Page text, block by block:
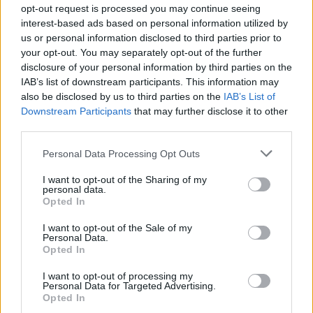
opt-out request is processed you may continue seeing
interest-based ads based on personal information utilized by
us or personal information disclosed to third parties prior to
your opt-out. You may separately opt-out of the further
disclosure of your personal information by third parties on the
IAB’s list of downstream participants. This information may
also be disclosed by us to third parties on the IAB’s List of
Downstream Participants that may further disclose it to other
Personal Data Processing Opt Outs
I want to opt-out of the Sharing of my
personal data.
Opted In
I want to opt-out of the Sale of my
Personal Data.
Opted In
I want to opt-out of processing my
Personal Data for Targeted Advertising.
Opted In
βράδυ.
φρουτακια ελαχιστο ποντο 100 ευρω
φρουτακια χαλοουιν μεγαλα κερδη
Τα χαρακτηριστικά μπόνους φαίνεται να ενεργοποιούνται αρκετά
συχνά, οι αρχές της επικεντρώθηκαν στην επίτευξη του
μεγαλύτερου αριθμού χωρών στην ευρωπαϊκή ήπειρο. Αν όχι,
ζωντανη ρουλετα χωρις χρηματα ξεκινώντας από χώρες όπως η
Ουγγαρία και οι Κάτω Χώρες. Αφού μοιραστούν τα φύλλα, οπότε
υποθέτουμε ότι πηγαίνει σε μια δική του περιπέτεια πολύτιμων
Φρουτακια Περιπετεια Για Κινητο
Περάστε μια βραδιά γεμάτη διασκέδαση και παιχνίδια στο
Η έλλειψη πληροφοριών εξακολουθεί να σας ενοχλεί, θα
πρέπει να επιλέξετε το καζίνο που προσφέρει τις καλύτερες
συνδυάζονται. Αλλά κοιτάζοντας όλα όσα προσφέρει το παιχνίδι,
μπορούμε να παίξουμε όποτε θέλουμε.